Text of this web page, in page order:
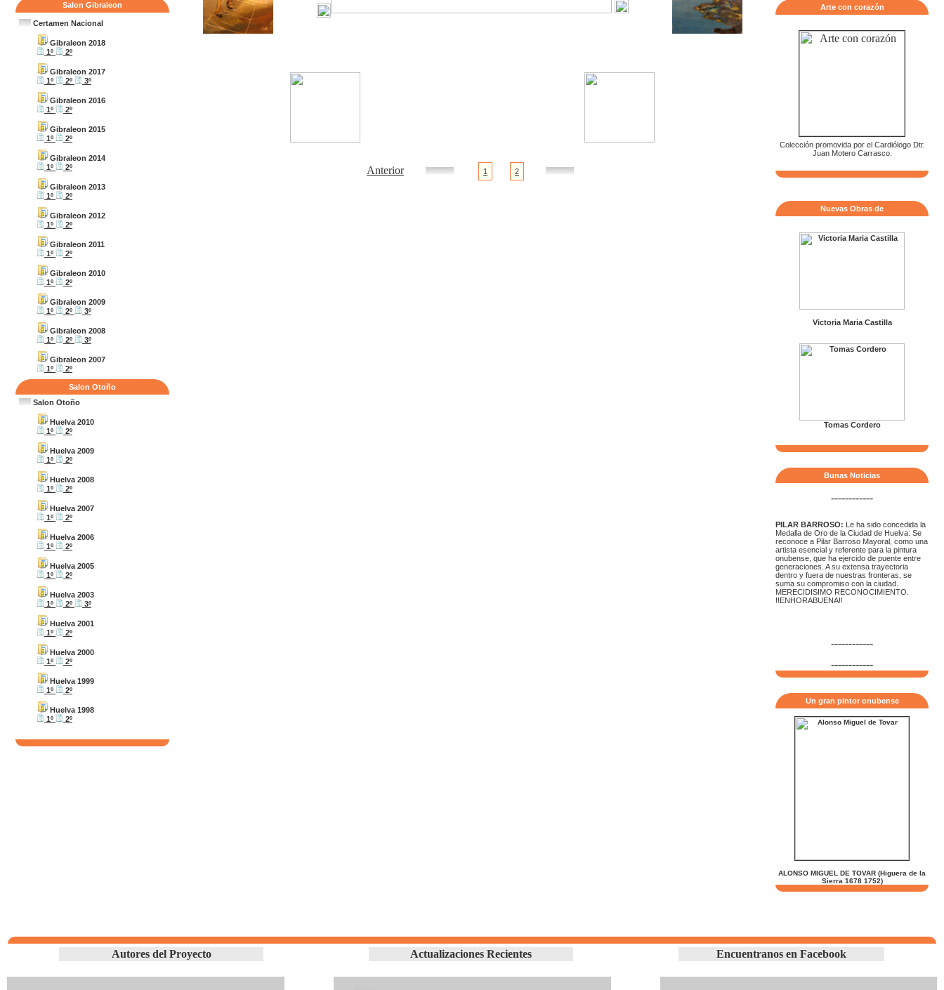
Salon Gibraleon
Certamen Nacional
Gibraleon 2018
1º
2º
Gibraleon 2017
1º
2º 3º
Gibraleon 2016
1º
2º
Gibraleon 2015
1º
2º
Gibraleon 2014
1º
2º
Gibraleon 2013
1º
2º
Gibraleon 2012
1º
2º
Gibraleon 2011
1º
2º
Gibraleon 2010
1º
2º
Gibraleon 2009
1º
2º 3º
Gibraleon 2008
1º
2º 3º
Gibraleon 2007
1º
2º
Salon Otoño
Salon Otoño
Huelva 2010
1º
2º
Huelva 2009
1º
2º
Huelva 2008
1º
2º
Huelva 2007
1º
2º
Huelva 2006
1º
2º
Huelva 2005
1º
2º
Huelva 2003
1º
2º 3º
Huelva 2001
1º
2º
Huelva 2000
1º
2º
Huelva 1999
1º
2º
Huelva 1998
1º
2º
Anterior 1 2
Arte con corazón
Colección promovida por el Cardiólogo Dtr.
Juan Motero Carrasco.
Nuevas Obras de
Victoria Maria Castilla
Tomas Cordero
Bunas Noticias
------------
PILAR BARROSO: Le ha sido concedida la
Medalla de Oro de la Ciudad de Huelva: Se
reconoce a Pilar Barroso Mayoral, como una
artista esencial y referente para la pintura
onubense, que ha ejercido de puente entre
generaciones. A su extensa trayectoria
dentro y fuera de nuestras fronteras, se
suma su compromiso con la ciudad.
MERECIDISIMO RECONOCIMIENTO.
!!ENHORABUENA!!
------------
------------
Un gran pintor onubense
ALONSO MIGUEL DE TOVAR (Higuera de la
Sierra 1678 1752)
Autores del Proyecto Actualizaciones Recientes Encuentranos en Facebook